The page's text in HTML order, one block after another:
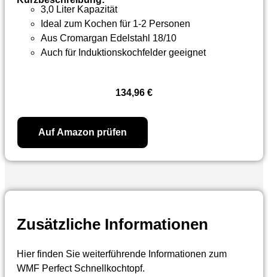
3,0 Liter Kapazität
Ideal zum Kochen für 1-2 Personen
Aus Cromargan Edelstahl 18/10
Auch für Induktionskochfelder geeignet
134,96 €
Auf Amazon prüfen
Zusätzliche Informationen
Hier finden Sie weiterführende Informationen zum
WMF Perfect Schnellkochtopf.